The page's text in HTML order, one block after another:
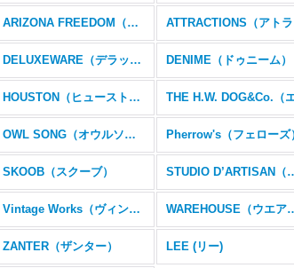
ARIZONA FREEDOM（アリゾナフリーダム）
DELUXEWARE（デラックスウエア） DENIME（ドゥニーム）
HOUSTON（ヒューストン）
OWL SONG（オウルソング） Pherrow's（フェローズ
SKOOB（スクーブ） STUDIO D’ARTISAN（
Vintage Works（ヴィンテージワークス）
ZANTER（ザンター） LEE (リー)